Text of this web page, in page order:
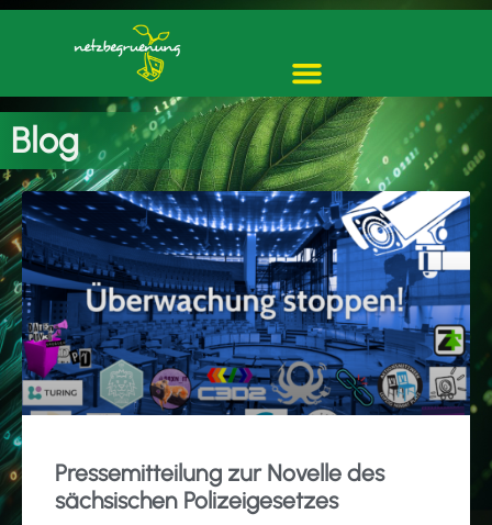
Blog
Pressemitteilung zur Novelle des
sächsischen Polizeigesetzes